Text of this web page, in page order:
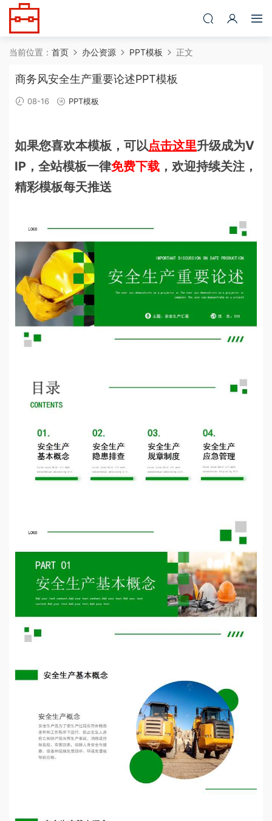
当前位置： 首页 办公资源 PPT模板 正文
商务风安全生产重要论述PPT模板
08-16 PPT模板
如果您喜欢本模板，可以点击这里升级成为V
IP，全站模板一律免费下载 ，欢迎持续关注，
精彩模板每天推送